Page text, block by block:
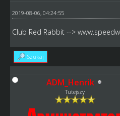
2019-08-06, 04:24:55
Club Red Rabbit -->
Szukaj
ADM_Henrik
Tutejszy